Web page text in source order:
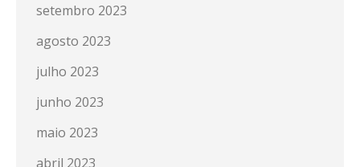
setembro 2023
agosto 2023
julho 2023
junho 2023
maio 2023
abril 2023